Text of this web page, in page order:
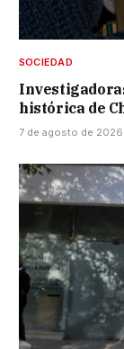
SOCIEDAD
histórica de
7 de agosto de 2026